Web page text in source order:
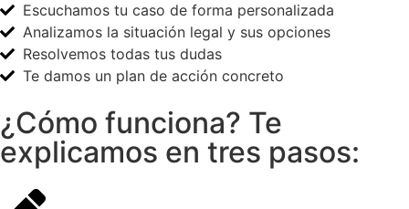
Escuchamos tu caso de forma personalizada
Analizamos la situación legal y sus opciones
Resolvemos todas tus dudas
Te damos un plan de acción concreto
¿Cómo funciona? Te
explicamos en tres pasos: